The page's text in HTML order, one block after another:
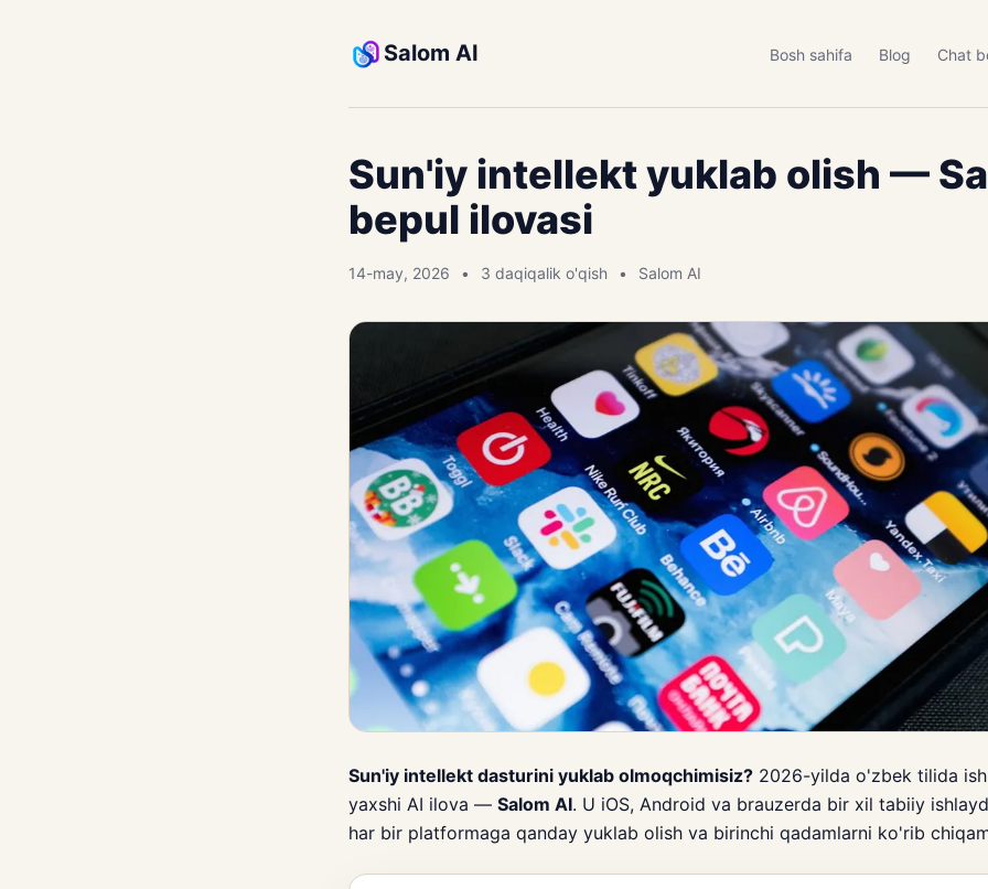
Salom AI Bosh sahifa Blog Chat
Sun'iy intellekt yuklab olish —
bepul ilovasi
14-may, 2026 3 daqiqalik o'qish Salom AI
Sun'iy intellekt dasturini yuklab olmoqchimisiz? 2026-yilda o'zbek tilida
yaxshi AI ilova — Salom AI. U iOS, Android va brauzerda bir xil tabiiy
har bir platformaga qanday yuklab olish va birinchi qadamlarni ko'rib